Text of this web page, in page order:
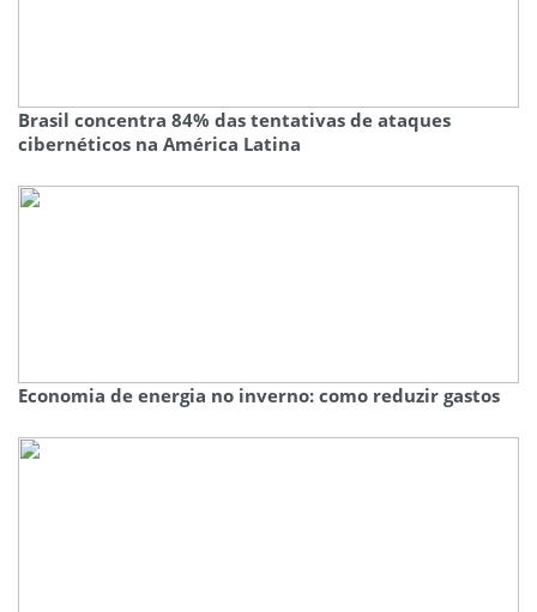
Brasil concentra 84% das tentativas de ataques
cibernéticos na América Latina
Economia de energia no inverno: como reduzir gastos